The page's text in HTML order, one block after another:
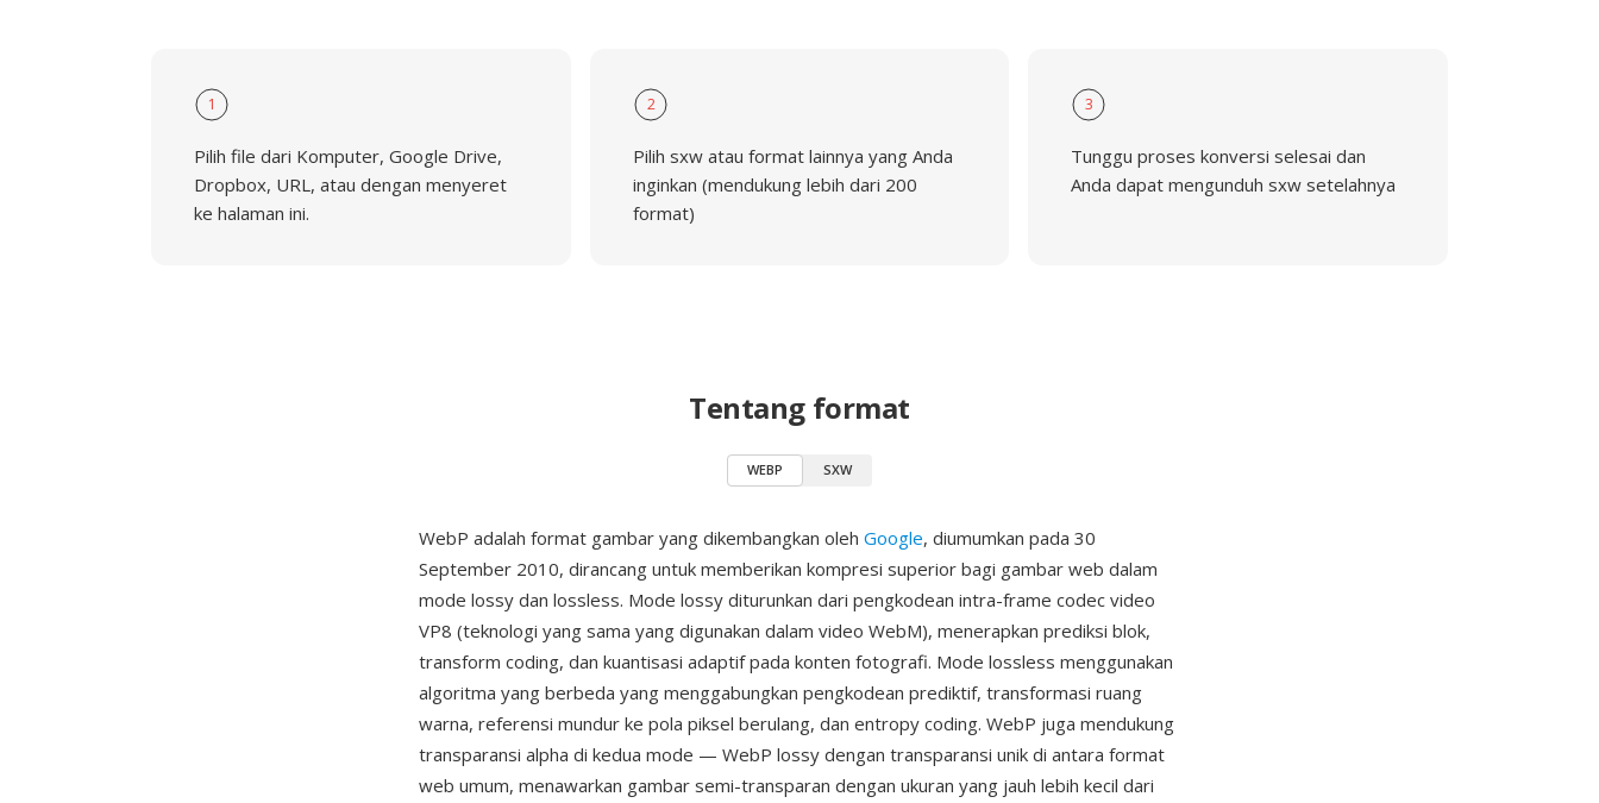
1
Pilih file dari Komputer, Google Drive,
Dropbox, URL, atau dengan menyeret
ke halaman ini.
2
Pilih sxw atau format lainnya yang Anda
inginkan (mendukung lebih dari 200
format)
3
Tunggu proses konversi selesai dan
Anda dapat mengunduh sxw setelahnya
Tentang format
WEBP SXW
WebP adalah format gambar yang dikembangkan oleh Google, diumumkan pada 30
September 2010, dirancang untuk memberikan kompresi superior bagi gambar web dalam
mode lossy dan lossless. Mode lossy diturunkan dari pengkodean intra-frame codec video
VP8 (teknologi yang sama yang digunakan dalam video WebM), menerapkan prediksi blok,
transform coding, dan kuantisasi adaptif pada konten fotografi. Mode lossless menggunakan
algoritma yang berbeda yang menggabungkan pengkodean prediktif, transformasi ruang
warna, referensi mundur ke pola piksel berulang, dan entropy coding. WebP juga mendukung
transparansi alpha di kedua mode — WebP lossy dengan transparansi unik di antara format
web umum, menawarkan gambar semi-transparan dengan ukuran yang jauh lebih kecil dari